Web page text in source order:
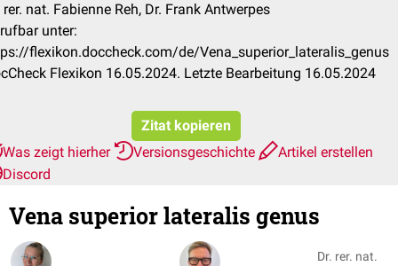
rer. nat. Fabienne Reh, Dr. Frank Antwerpes
unter:
flexikon.doccheck.com/de/Vena_superior_lateralis_genus
Flexikon 16.05.2024. Letzte Bearbeitung 16.05.2024
Zitat kopieren
Was zeigt hierher
Versionsgeschichte
Artikel erstellen
Discord
Vena superior lateralis genus
Dr. rer. nat.